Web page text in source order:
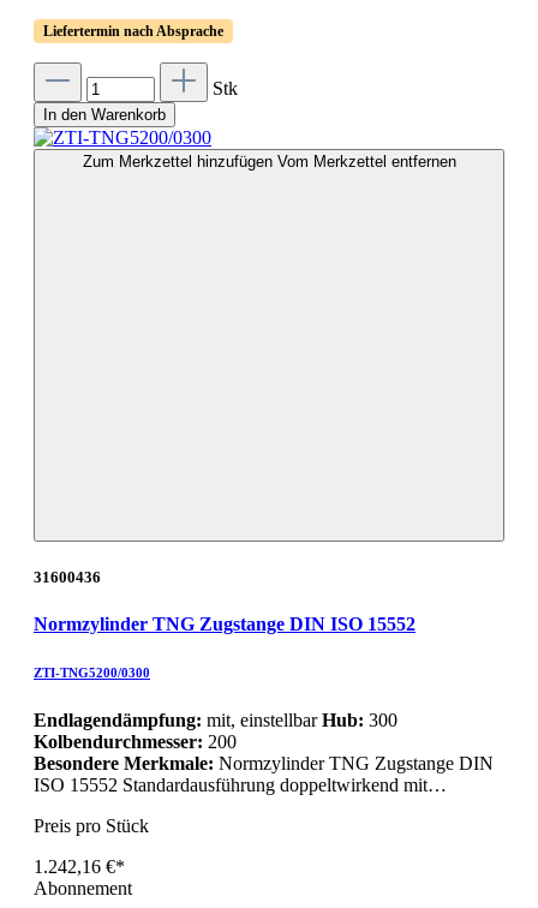
Liefertermin nach Absprache
Stk
In den Warenkorb
Zum Merkzettel hinzufügen Vom Merkzettel entfernen
31600436
Normzylinder TNG Zugstange DIN ISO 15552
ZTI-TNG5200/0300
Endlagendämpfung: mit, einstellbarHub: 300
Kolbendurchmesser: 200
Besondere Merkmale: Normzylinder TNG Zugstange DIN
ISO 15552 Standardausführung doppeltwirkend mit…
Preis pro Stück
1.242,16 €*
Abonnement